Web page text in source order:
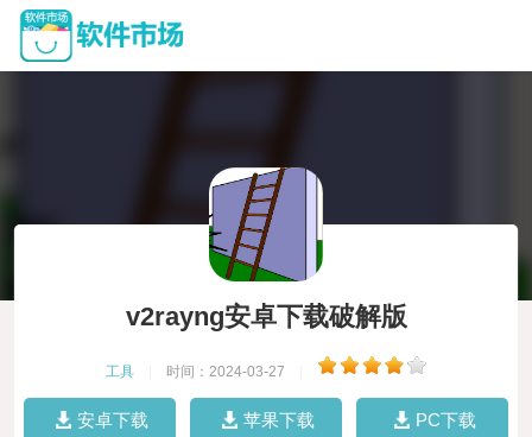
v2rayng安卓下载破解版
工具 时间：2024-03-27
安卓下载 苹果下载 PC下载